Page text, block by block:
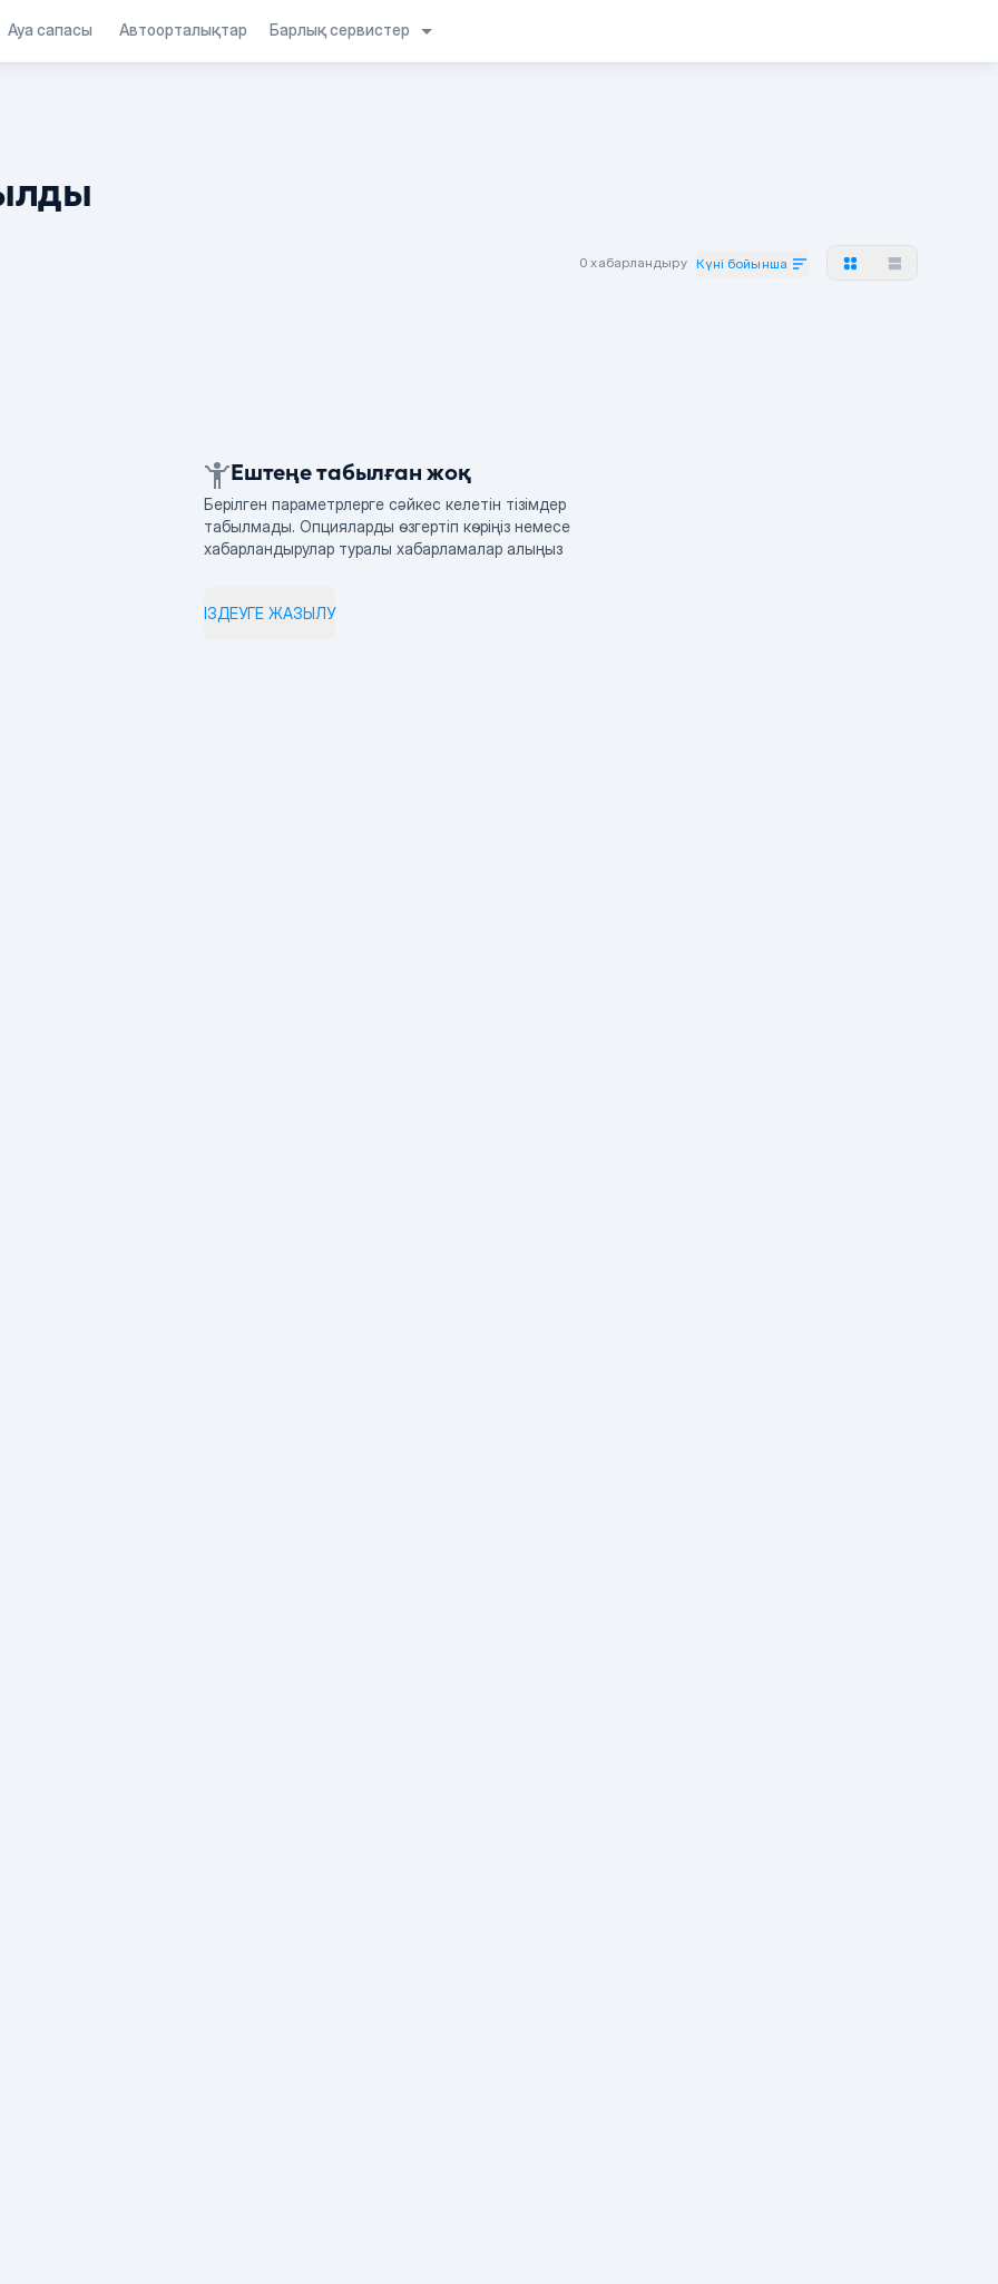
Ауа сапасы Автоорталықтар Барлық сервистер
0 хабарландыру Күні бойынша
Ештеңе табылған жоқ
Берілген параметрлерге сәйкес келетін тізімдер
табылмады. Опцияларды өзгертіп көріңіз немесе
хабарландырулар туралы хабарламалар алыңыз
ІЗДЕУГЕ ЖАЗЫЛУ